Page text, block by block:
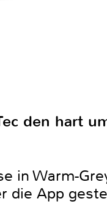
den hart
in Warm-
die App